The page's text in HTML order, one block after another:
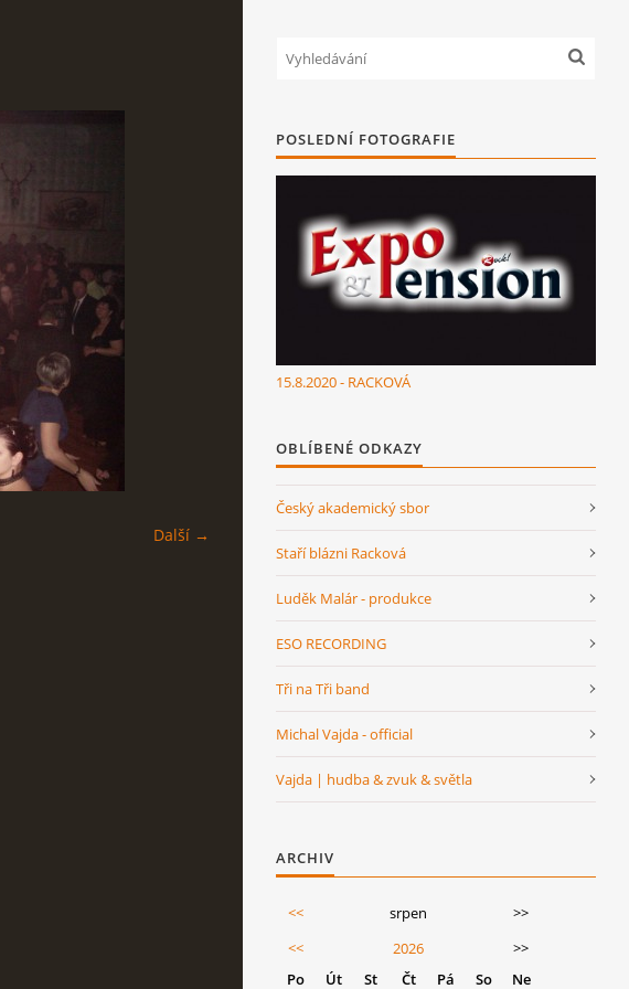
Další →
POSLEDNÍ FOTOGRAFIE
15.8.2020 - RACKOVÁ
OBLÍBENÉ ODKAZY
Český akademický sbor
Staří blázni Racková
Luděk Malár - produkce
ESO RECORDING
Tři na Tři band
Michal Vajda - official
Vajda | hudba & zvuk & světla
ARCHIV
<< srpen
>>
<<
2026
>>
Po
Út St Čt Pá So Ne